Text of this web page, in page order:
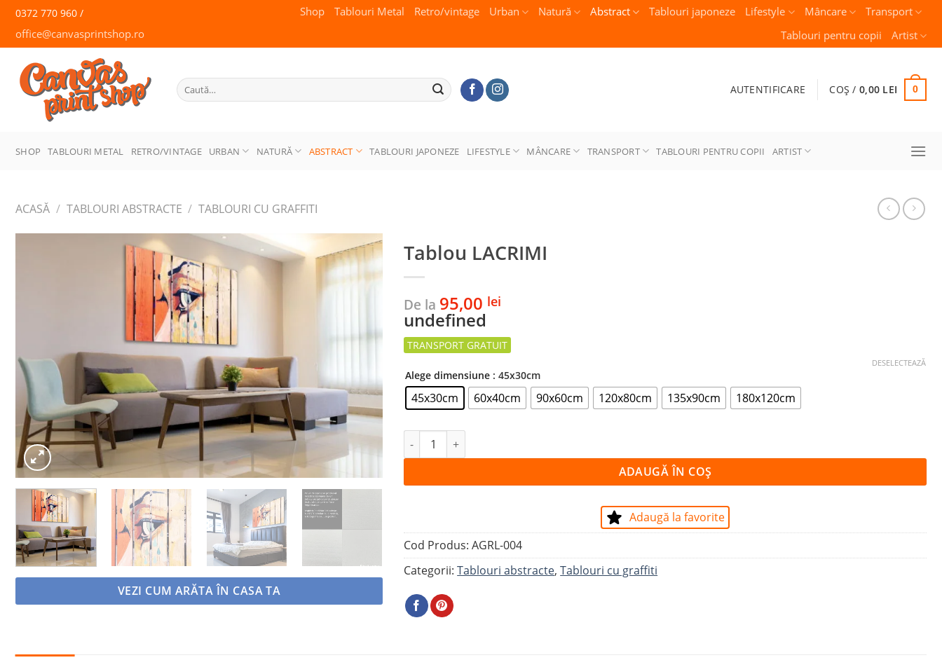
Skip
content
0372 770 960 /
office@canvasprintshop.ro
Shop Tablouri Metal Retro/vintage Urban Natură Abstract Tablouri japoneze Lifestyle Mâncare
Transport
Tablouri pentru copii
Artist
CANVAS
PRINT SHOP
Caută
după:
AUTENTIFICARE COȘ / 0,00 LEI 0
SHOP TABLOURI METAL RETRO/VINTAGE URBAN NATURĂ ABSTRACT TABLOURI JAPONEZE LIFESTYLE MÂNCARE TRANSPORT TABLOURI PENTRU COPII ARTIST
ACASĂ / TABLOURI ABSTRACTE / TABLOURI CU GRAFFITI
VEZI CUM ARĂTA ÎN CASA TA
Tablou LACRIMI
De la 95,00 lei
undefined
Alege dimensiune : 45x30cm
45x30cm 60x40cm 90x60cm 120x80cm 135x90cm 180x120cm
DESELECTEAZĂ
Cantitate Tablou LACRIMI
ADAUGĂ ÎN COȘ
Adaugă la favorite
Cod Produs:AGRL-004
Categorii:Tablouri abstracte,Tablouri cu graffiti